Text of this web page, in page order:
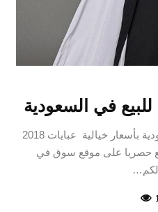
عبايات 2018 روعة للبيع في السعودية بأسعار خيالية عبايات 2018
حصريا على موقع سوق في
لكم…